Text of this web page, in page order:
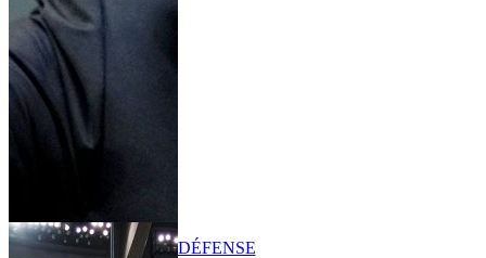
DÉFENSE